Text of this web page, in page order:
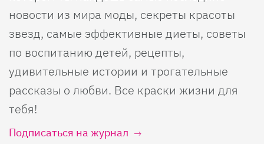
новости из мира моды, секреты красоты
звезд, самые эффективные диеты, советы
по воспитанию детей, рецепты,
удивительные истории и трогательные
рассказы о любви. Все краски жизни для
тебя!
Подписаться на журнал